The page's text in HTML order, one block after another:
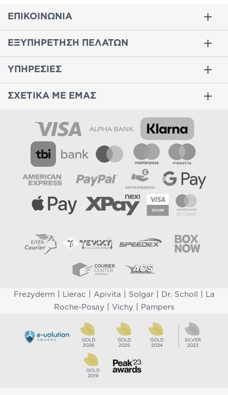
ΕΠΙΚΟΙΝΩΝΙΑ
ΕΞΥΠΗΡΕΤΗΣΗ ΠΕΛΑΤΩΝ
ΥΠΗΡΕΣΙΕΣ
ΣΧΕΤΙΚΑ ΜΕ ΕΜΑΣ
Frezyderm Lierac Apivita Solgar| Dr. Scholl
La
Roche-Posay
Vichy Pampers